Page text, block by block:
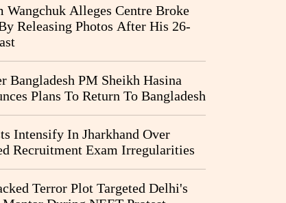
Wangchuk Alleges Centre Broke
Releasing Photos After His 26-
Bangladesh PM Sheikh Hasina
Plans To Return To Bangladesh
Intensify In Jharkhand Over
Recruitment Exam Irregularities
Terror Plot Targeted Delhi's